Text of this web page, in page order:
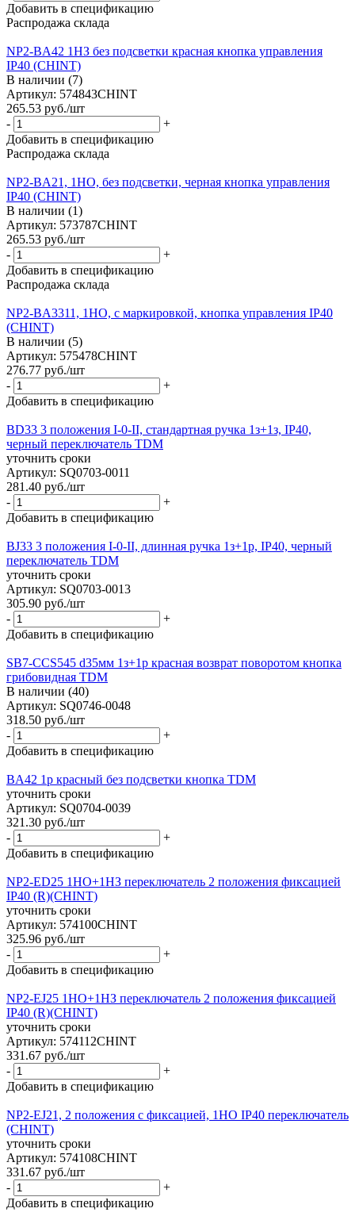
Добавить в спецификацию
Распродажа склада
NP2-BA42 1НЗ без подсветки красная кнопка управления
IP40 (CHINT)
В наличии (7)
Артикул: 574843CHINT
265.53 руб./шт
-
+
Добавить в спецификацию
Распродажа склада
NP2-BA21, 1НО, без подсветки, черная кнопка управления
IP40 (CHINT)
В наличии (1)
Артикул: 573787CHINT
265.53 руб./шт
-
+
Добавить в спецификацию
Распродажа склада
NP2-BA3311, 1НО, с маркировкой, кнопка управления IP40
(CHINT)
В наличии (5)
Артикул: 575478CHINT
276.77 руб./шт
-
+
Добавить в спецификацию
BD33 3 положения I-0-II, стандартная ручка 1з+1з, IP40,
черный переключатель TDM
уточнить сроки
Артикул: SQ0703-0011
281.40 руб./шт
-
+
Добавить в спецификацию
BJ33 3 положения I-0-II, длинная ручка 1з+1р, IP40, черный
переключатель TDM
уточнить сроки
Артикул: SQ0703-0013
305.90 руб./шт
-
+
Добавить в спецификацию
SB7-CCS545 d35мм 1з+1р красная возврат поворотом кнопка
грибовидная TDM
В наличии (40)
Артикул: SQ0746-0048
318.50 руб./шт
-
+
Добавить в спецификацию
BА42 1р красный без подсветки кнопка TDM
уточнить сроки
Артикул: SQ0704-0039
321.30 руб./шт
-
+
Добавить в спецификацию
NP2-ED25 1НО+1НЗ переключатель 2 положения фиксацией
IP40 (R)(CHINT)
уточнить сроки
Артикул: 574100CHINT
325.96 руб./шт
-
+
Добавить в спецификацию
NP2-EJ25 1НО+1НЗ переключатель 2 положения фиксацией
IP40 (R)(CHINT)
уточнить сроки
Артикул: 574112CHINT
331.67 руб./шт
-
+
Добавить в спецификацию
NP2-EJ21, 2 положения с фиксацией, 1НО IP40 переключатель
(CHINT)
уточнить сроки
Артикул: 574108CHINT
331.67 руб./шт
-
+
Добавить в спецификацию